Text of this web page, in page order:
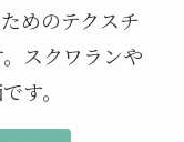
めのテクスチ
スクワランや
す。